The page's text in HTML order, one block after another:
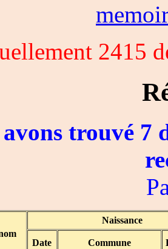
2415
trouvé 7
Naissance
Date Commune